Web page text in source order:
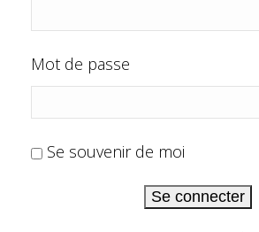
Mot de passe
Se souvenir de moi
Se connecter